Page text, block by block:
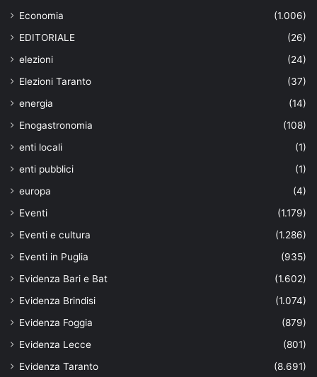
Economia
(1.006)
EDITORIALE
(26)
elezioni
(24)
Elezioni Taranto
(37)
energia
(14)
Enogastronomia
(108)
enti locali
(1)
enti pubblici
(1)
europa
(4)
Eventi
(1.179)
Eventi e cultura
(1.286)
Eventi in Puglia
(935)
Evidenza Bari e Bat
(1.602)
Evidenza Brindisi
(1.074)
Evidenza Foggia
(879)
Evidenza Lecce
(801)
Evidenza Taranto
(8.691)